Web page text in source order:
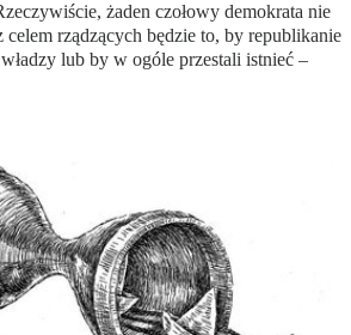
żaden czołowy demokrata nie
celem rządzących będzie to, by republikanie
lub by w ogóle przestali istnieć –